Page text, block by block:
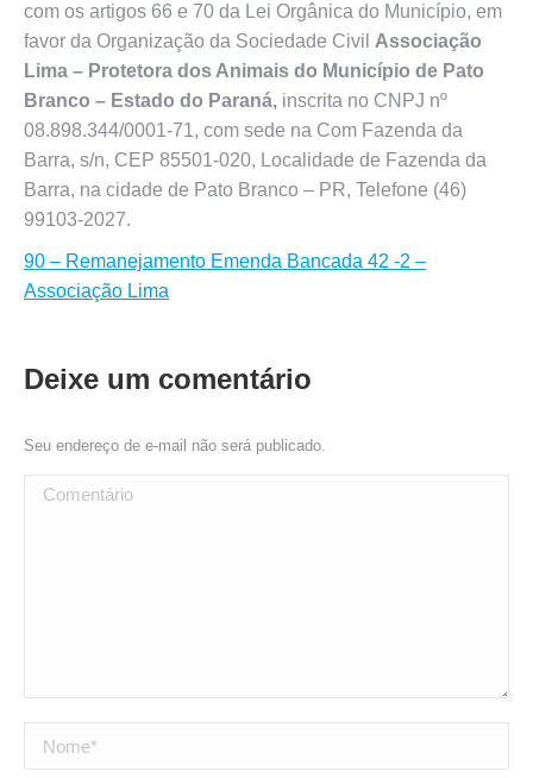
com os artigos 66 e 70 da Lei Orgânica do Município, em
favor da Organização da Sociedade Civil Associação
Lima – Protetora dos Animais do Município de Pato
Branco – Estado do Paraná, inscrita no CNPJ nº
08.898.344/0001-71, com sede na Com Fazenda da
Barra, s/n, CEP 85501-020, Localidade de Fazenda da
Barra, na cidade de Pato Branco – PR, Telefone (46)
99103-2027.
90 – Remanejamento Emenda Bancada 42 -2 –
Associação Lima
Deixe um comentário
Seu endereço de e-mail não será publicado.
Comentário
Nome *